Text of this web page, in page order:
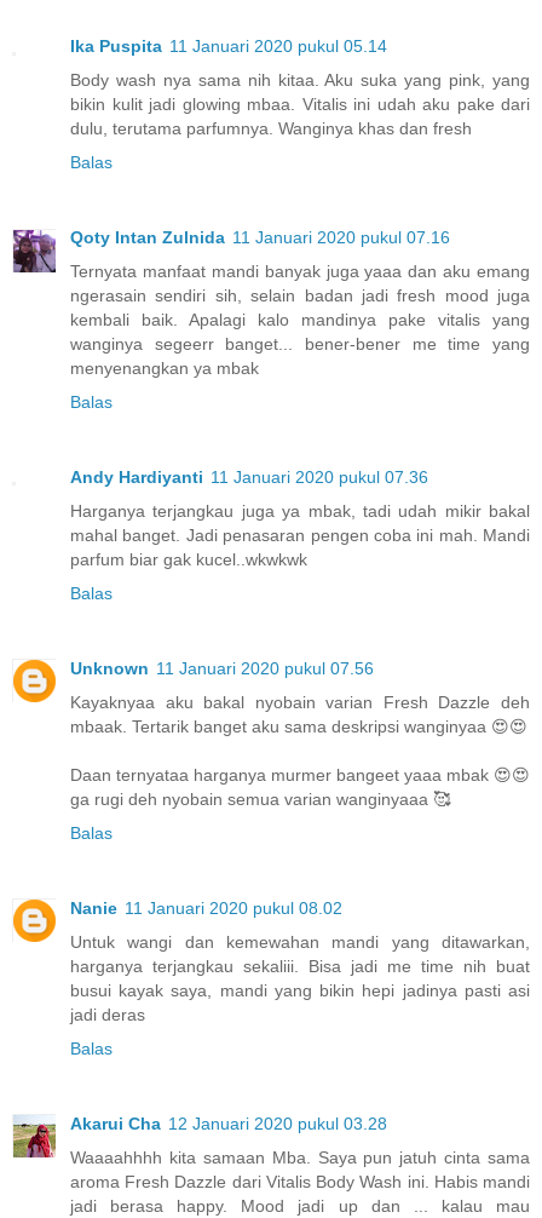
Ika Puspita 11 Januari 2020 pukul 05.14
Body wash nya sama nih kitaa. Aku suka yang pink, yang
bikin kulit jadi glowing mbaa. Vitalis ini udah aku pake dari
dulu, terutama parfumnya. Wanginya khas dan fresh
Balas
Qoty Intan Zulnida 11 Januari 2020 pukul 07.16
Ternyata manfaat mandi banyak juga yaaa dan aku emang
ngerasain sendiri sih, selain badan jadi fresh mood juga
kembali baik. Apalagi kalo mandinya pake vitalis yang
wanginya segeerr banget... bener-bener me time yang
menyenangkan ya mbak
Balas
Andy Hardiyanti 11 Januari 2020 pukul 07.36
Harganya terjangkau juga ya mbak, tadi udah mikir bakal
mahal banget. Jadi penasaran pengen coba ini mah. Mandi
parfum biar gak kucel..wkwkwk
Balas
Unknown 11 Januari 2020 pukul 07.56
Kayaknyaa aku bakal nyobain varian Fresh Dazzle deh
mbaak. Tertarik banget aku sama deskripsi wanginyaa 😍😍
Daan ternyataa harganya murmer bangeet yaaa mbak 😍😍
ga rugi deh nyobain semua varian wanginyaaa 🥰
Balas
Nanie 11 Januari 2020 pukul 08.02
Untuk wangi dan kemewahan mandi yang ditawarkan,
harganya terjangkau sekaliii. Bisa jadi me time nih buat
busui kayak saya, mandi yang bikin hepi jadinya pasti asi
jadi deras
Balas
Akarui Cha 12 Januari 2020 pukul 03.28
Waaaahhhh kita samaan Mba. Saya pun jatuh cinta sama
aroma Fresh Dazzle dari Vitalis Body Wash ini. Habis mandi
jadi berasa happy. Mood jadi up dan ... kalau mau